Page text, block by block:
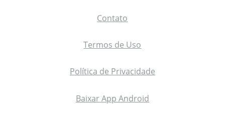
Contato
Termos de Uso
Política de Privacidade
Baixar App Android